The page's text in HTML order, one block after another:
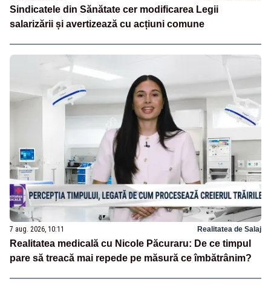
Sindicatele din Sănătate cer modificarea Legii
salarizării și avertizează cu acțiuni comune
7 aug. 2026, 10:11 Realitatea de Salaj
Realitatea medicală cu Nicole Păcuraru: De ce timpul
pare să treacă mai repede pe măsură ce îmbătrânim?